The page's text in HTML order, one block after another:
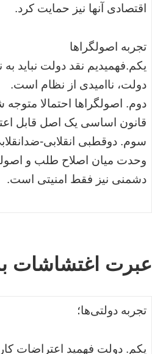
اقتصادی آنها نیز حمایت کرد.
تجربه اصولگراها
یکم.‌فهمیدیم نقد دولت نباید
دولت، ناامیدی از نظام است.
دوم. اصولگراها احتمالا
قانون اساسی یک اصل قابل
سوم. دوقطبی انقلابی-
وحدت میان اصلاح طلب و
دشمنی نیز فقط امنیتی است.‎
عبرت اغتشاشات
تجربه دولتی‌ها؛
یکم. دولت فهمید اعتراضات